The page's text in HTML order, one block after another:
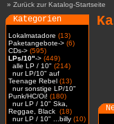
» Zurück zur Katalog-Startseite
Kategorien
Lokalmatadore (13)
Paketangebote-> (6)
CDs-> (595)
LPs/10"-> (449)
alle LP / 10" (214)
nur LP/10" auf
Teenage Rebel (13)
nur sonstige LP/10"
Punk/HC/Oi! (180)
nur LP / 10" Ska,
Reggae, Black (18)
nur LP / 10" ...billy (10)